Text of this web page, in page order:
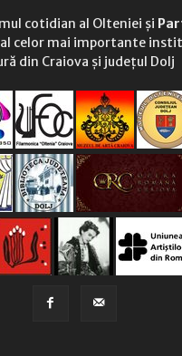
cotidian al Olteniei și
al celor mai importante
din Craiova și județul Dolj